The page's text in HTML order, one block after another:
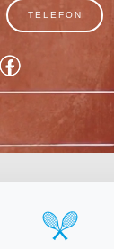
TELEFON